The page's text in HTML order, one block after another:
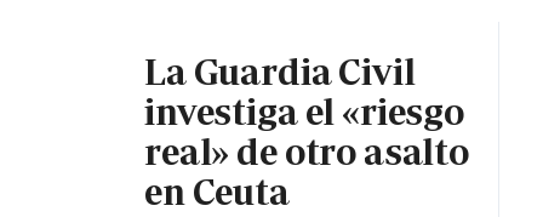
La Guardia Civil
investiga el «riesgo
real» de otro asalto
en Ceuta